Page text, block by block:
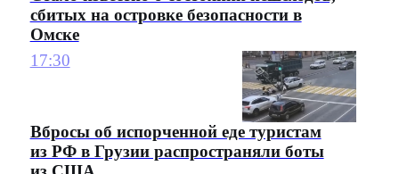
сбитых на островке безопасности в
Омске
17:30
Вбросы об испорченной еде туристам
из РФ в Грузии распространяли боты